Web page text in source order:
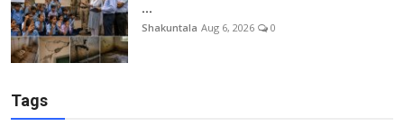
...
Shakuntala Aug 6, 2026 0
Tags